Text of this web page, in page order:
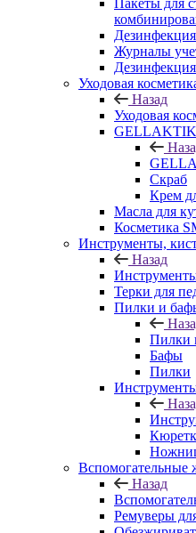
Пакеты для
Журналы
Уходовая
Назад
Уходовая
GELLAKTIK
Скраб
Крем
Масла для
Косметика
Инструменты,
Назад
Терки для
Пилки и
Пилки
Бафы
Пилки
Вспомогательные
Назад
Ремуверы